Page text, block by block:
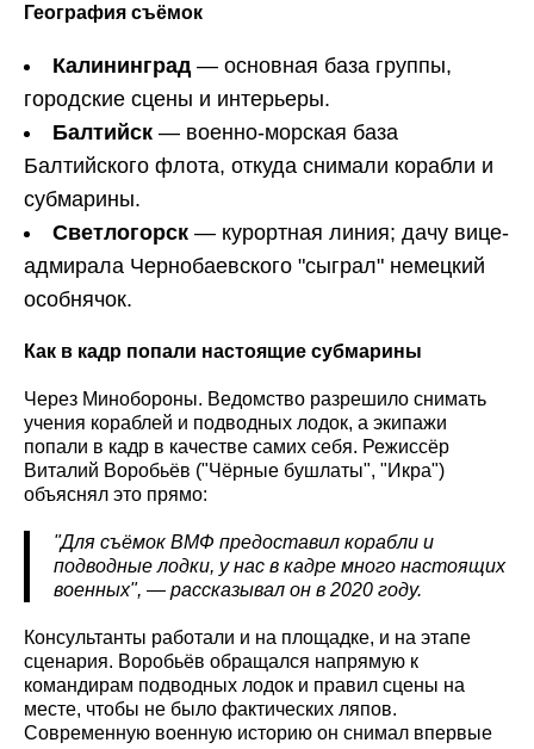
География съёмок
Калининград — основная база группы,
городские сцены и интерьеры.
Балтийск — военно-морская база
Балтийского флота, откуда снимали корабли и
субмарины.
Светлогорск — курортная линия; дачу вице-
адмирала Чернобаевского "сыграл" немецкий
особнячок.
Как в кадр попали настоящие субмарины
Через Минобороны. Ведомство разрешило снимать
учения кораблей и подводных лодок, а экипажи
попали в кадр в качестве самих себя. Режиссёр
Виталий Воробьёв ("Чёрные бушлаты", "Икра")
объяснял это прямо:
"Для съёмок ВМФ предоставил корабли и
подводные лодки, у нас в кадре много настоящих
военных", — рассказывал он в 2020 году.
Консультанты работали и на площадке, и на этапе
сценария. Воробьёв обращался напрямую к
командирам подводных лодок и правил сцены на
месте, чтобы не было фактических ляпов.
Современную военную историю он снимал впервые